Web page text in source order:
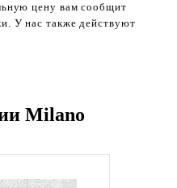
цену вам сообщит
У нас также действуют
Milano